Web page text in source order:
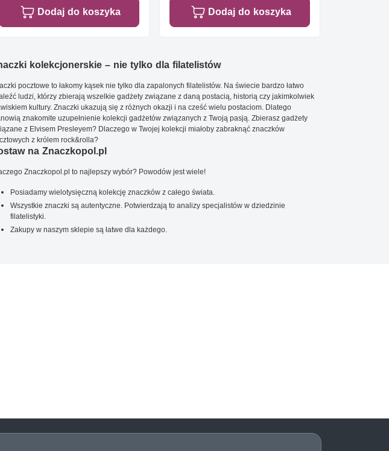
Dodaj do koszyka Dodaj do koszyka
kolekcjonerskie – nie tylko dla filatelistów
pocztowe to łakomy kąsek nie tylko dla zapalonych filatelistów. Na świecie bardzo łatwo
ludzi, którzy zbierają wszelkie gadżety związane z daną postacią, historią czy jakimkolwiek
kultury. Znaczki ukazują się z różnych okazji i na cześć wielu postaciom. Dlatego
znakomite uzupełnienie kolekcji gadżetów związanych z Twoją pasją. Zbierasz gadżety
z Elvisem Presleyem? Dlaczego w Twojej kolekcji miałoby zabraknąć znaczków
z królem rock&rolla?
na Znaczkopol.pl
Znaczkopol.pl to najlepszy wybór? Powodów jest wiele!
Posiadamy wielotysięczną kolekcję znaczków z całego świata.
Wszystkie znaczki są autentyczne. Potwierdzają to analizy specjalistów w dziedzinie
filatelistyki.
Zakupy w naszym sklepie są łatwe dla każdego.